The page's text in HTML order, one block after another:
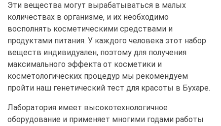
Эти вещества могут вырабатываться в малых
количествах в организме, и их необходимо
восполнять косметическими средствами и
продуктами питания. У каждого человека этот набор
веществ индивидуален, поэтому для получения
максимального эффекта от косметики и
косметологических процедур мы рекомендуем
пройти наш генетический тест для красоты в Бухаре.
Лаборатория имеет высокотехнологичное
оборудование и применяет многими годами работы